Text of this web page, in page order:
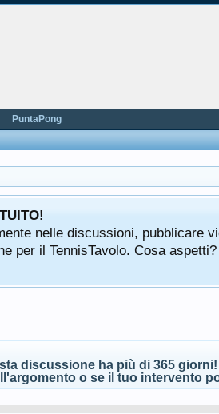
nelle discussioni, pubblicare
per il TennisTavolo. Cosa
discussione ha più di 365 giorni!
o se il tuo intervento
PuntaPong